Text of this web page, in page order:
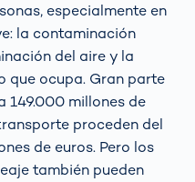
especialmente en
la contaminación
del aire y la
que ocupa. Gran parte
149.000 millones de
proceden del
de euros. Pero los
también pueden